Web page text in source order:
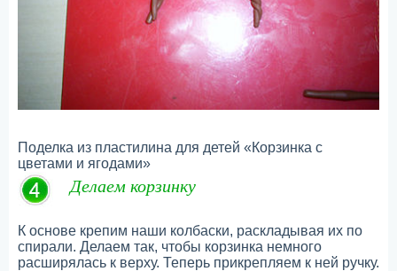
Поделка из пластилина для детей «Корзинка с
цветами и ягодами»
Делаем корзинку
К основе крепим наши колбаски, раскладывая их по
спирали. Делаем так, чтобы корзинка немного
расширялась к верху. Теперь прикрепляем к ней ручку.